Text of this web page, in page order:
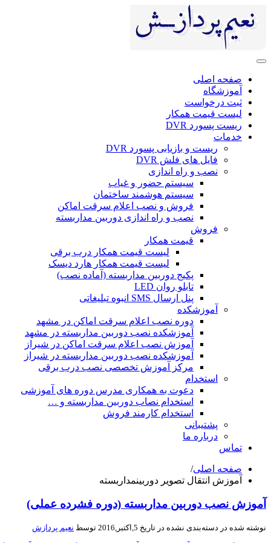
صفحه اصلی
آموزشگاه
ثبت درخواست
لیست قیمت همکار
ریست پسورد DVR
خدمات
ریست و بازیابی پسورد DVR
فایل های فلش DVR
نصب و راه اندازی
سیستم حضور و غیاب
سیستم هوشمند ساختمان
فروش و نصب اعلام سرقت اماکن
نصب و راه اندازی دوربین مداربسته
فروش
قیمت همکار
لیست قیمت همکار درب برقی
لیست قیمت همکار هارد دیسک
پکیج دوربین مداربسته (آماده نصب)
تابلو روان LED
پنل ارسال SMS انبوه تبلیغاتی
آموزشکده
دوره نصب اعلام سرقت اماکن در مشهد
آموزشکده نصب دوربین مداربسته در مشهد
آموزش نصب اعلام سرقت اماکن در شیراز
آموزشکده نصب دوربین مداربسته در شیراز
مرکز آموزش تخصصی نصب درب برقی
استخدام
دعوت به همکاری مدرس دوره های آموزشی
استخدام نصاب دوربین مداربسته و …
استخدام کارمند فروش
پشتیبانی
درباره ما
تماس
صفحه اصلی/
آموزش انتقال تصویر دوربینمداربسته
آموزش نصب دوربین مداربسته (دوره فشرده عملی)
نوشته شده در دسته‌بندی نشده در تاریخ 5,اکتبر,2016 توسط
نعیم پردازش